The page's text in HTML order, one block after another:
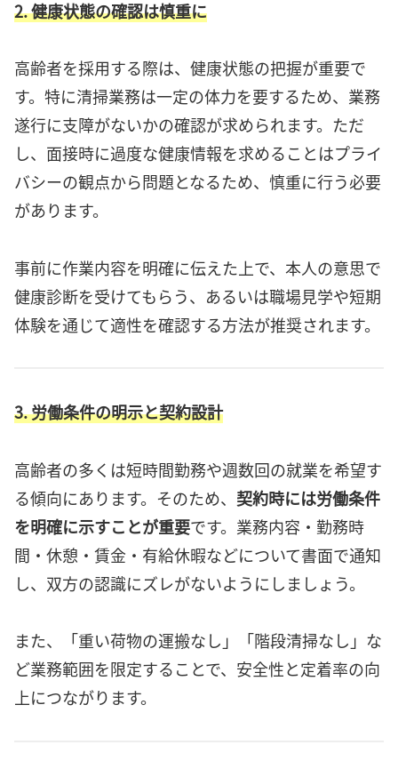
2. 健康状態の確認は慎重に
高齢者を採用する際は、健康状態の把握が重要で
す。特に清掃業務は一定の体力を要するため、業務
遂行に支障がないかの確認が求められます。ただ
し、面接時に過度な健康情報を求めることはプライ
バシーの観点から問題となるため、慎重に行う必要
があります。
事前に作業内容を明確に伝えた上で、本人の意思で
健康診断を受けてもらう、あるいは職場見学や短期
体験を通じて適性を確認する方法が推奨されます。
3. 労働条件の明示と契約設計
高齢者の多くは短時間勤務や週数回の就業を希望す
る傾向にあります。そのため、 契約時には労働条件
を明確に示すことが重要です。業務内容・勤務時
間・休憩・賃金・有給休暇などについて書面で通知
し、双方の認識にズレがないようにしましょう。
また、「重い荷物の運搬なし」「階段清掃なし」な
ど業務範囲を限定することで、安全性と定着率の向
上につながります。